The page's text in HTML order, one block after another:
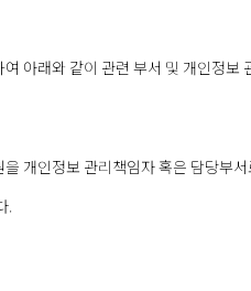
아래와 같이 관련 부서 및 개인정보
개인정보 관리책임자 혹은 담당부
.